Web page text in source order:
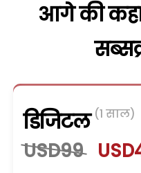
आगे की
डिजिटल (1 साल)
USD99